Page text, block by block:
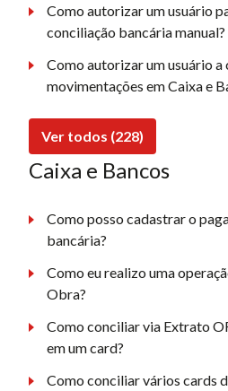
Como autorizar um usuário
conciliação bancária manual?
Como autorizar um usuário a
movimentações em Caixa e
Ver todos (228)
Caixa e Bancos
Como posso cadastrar o
bancária?
Como eu realizo uma
Obra?
Como conciliar via Extrato
em um card?
Como conciliar vários cards